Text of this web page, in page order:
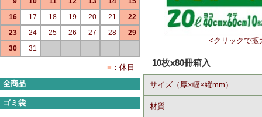
16
17 18 19 20 21
22
23
24 25 26 27 28
29
30
31
■ ：休日
全商品
ゴミ袋
<クリックで拡
10枚x80冊箱入
サイズ（厚×幅×縦mm）
材質